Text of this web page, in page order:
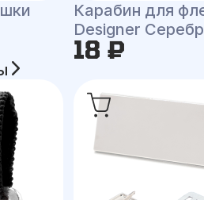
Карабин для
Designer
18 ₽